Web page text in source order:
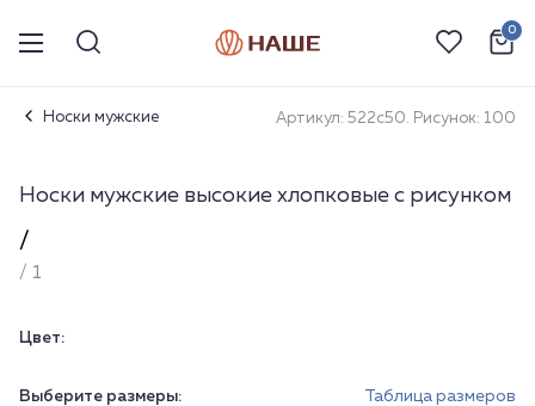
0
Носки мужские Артикул: 522с50. Рисунок: 100
Носки мужские высокие хлопковые с рисунком
/
/ 1
Цвет:
Выберите размеры: Таблица размеров